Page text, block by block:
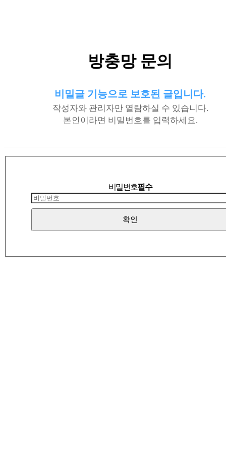
방충망 문의
비밀글 기능으로 보호된 글입니다.
작성자와 관리자만 열람하실 수 있습니다.
본인이라면 비밀번호를 입력하세요.
비밀번호필수